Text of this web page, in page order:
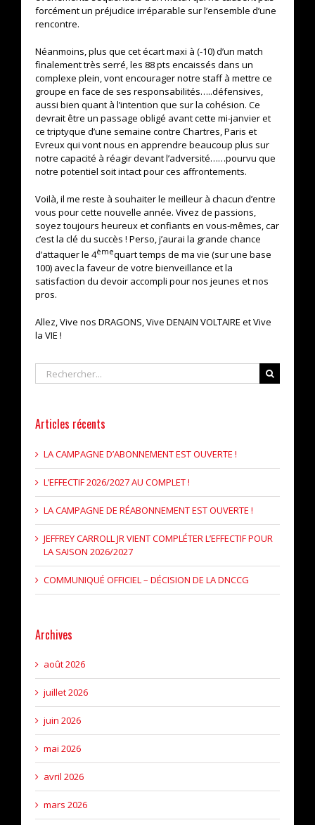
forcément un préjudice irréparable sur l’ensemble d’une
rencontre.
Néanmoins, plus que cet écart maxi à (-10) d’un match
finalement très serré, les 88 pts encaissés dans un
complexe plein, vont encourager notre staff à mettre ce
groupe en face de ses responsabilités…..défensives,
aussi bien quant à l’intention que sur la cohésion. Ce
devrait être un passage obligé avant cette mi-janvier et
ce triptyque d’une semaine contre Chartres, Paris et
Evreux qui vont nous en apprendre beaucoup plus sur
notre capacité à réagir devant l’adversité……pourvu que
notre potentiel soit intact pour ces affrontements.
Voilà, il me reste à souhaiter le meilleur à chacun d’entre
vous pour cette nouvelle année. Vivez de passions,
soyez toujours heureux et confiants en vous-mêmes, car
c’est la clé du succès ! Perso, j’aurai la grande chance
d’attaquer le 4èmequart temps de ma vie (sur une base
100) avec la faveur de votre bienveillance et la
satisfaction du devoir accompli pour nos jeunes et nos
pros.
Allez, Vive nos DRAGONS, Vive DENAIN VOLTAIRE et Vive
la VIE !
Rechercher
Articles récents
LA CAMPAGNE D’ABONNEMENT EST OUVERTE !
L’EFFECTIF 2026/2027 AU COMPLET !
LA CAMPAGNE DE RÉABONNEMENT EST OUVERTE !
JEFFREY CARROLL JR VIENT COMPLÉTER L’EFFECTIF POUR
LA SAISON 2026/2027
COMMUNIQUÉ OFFICIEL – DÉCISION DE LA DNCCG
Archives
août 2026
juillet 2026
juin 2026
mai 2026
avril 2026
mars 2026